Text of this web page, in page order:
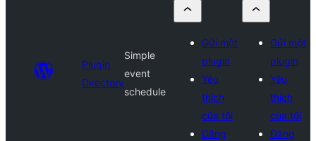
Plugin
Directory
Simple
event
schedule
Gửi một
plugin
Yêu
thích
của tôi
Đăng
Gửi một
plugin
Yêu
thích
của tôi
Đăng